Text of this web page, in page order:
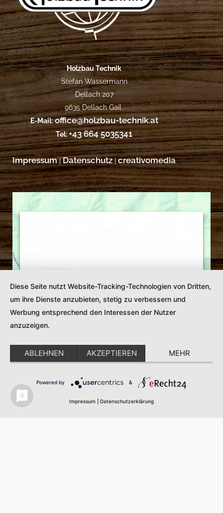
Holzbau Technik
Stefan Wassermann
Dellach 207
9635 Dellach Gail
E-Mail:office@holzbau-technik.at
Tel:+43 664 5035341
Impressum|Datenschutz|creativomedia
die Details durch und stimmen Sie der Nutzung des
Service zu, um diese Karte anzuzeigen.
Akzeptieren
Platform
Diese Seite nutzt Website-Tracking-Technologien von Dritten,
um ihre Dienste anzubieten, stetig zu verbessern und
Werbung entsprechend den Interessen der Nutzer
anzuzeigen.
ABLEHNEN AKZEPTIEREN MEHR
Powered by &
Impressum Datenschutzerklärung